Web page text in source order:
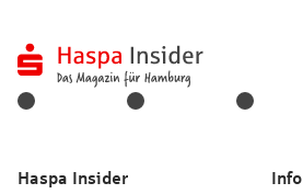
Haspa Insider Info